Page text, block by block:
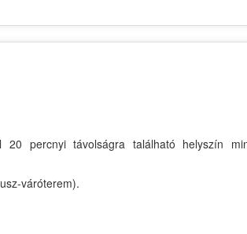
percnyi távolságra található helyszín
váróterem).